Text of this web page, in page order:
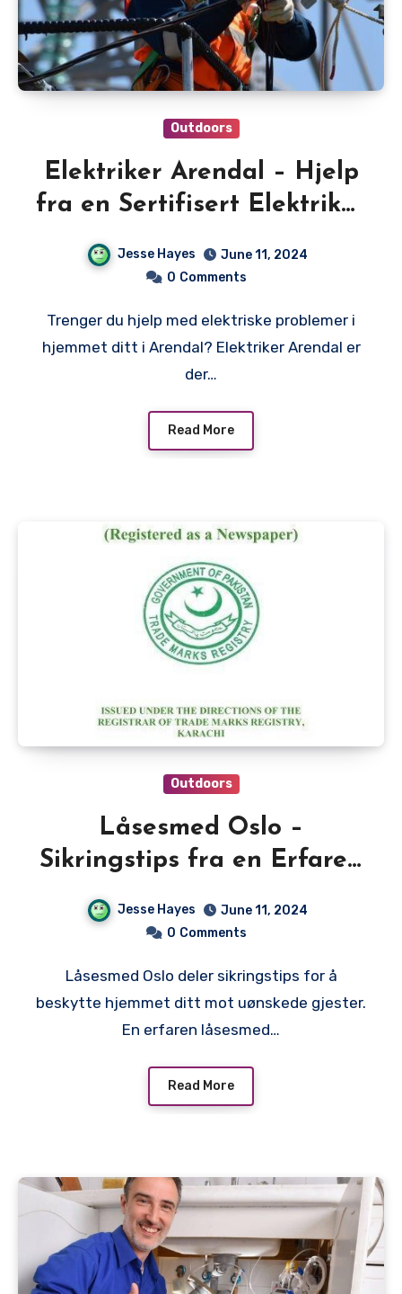
Outdoors
Elektriker Arendal – Hjelp
fra en Sertifisert Elektriker
Jesse Hayes
June 11, 2024
0 Comments
Trenger du hjelp med elektriske problemer i
hjemmet ditt i Arendal? Elektriker Arendal er
der…
Read More
Outdoors
Låsesmed Oslo –
Sikringstips fra en Erfaren
Låsesmed i Hovedstaden
Jesse Hayes
June 11, 2024
0 Comments
Låsesmed Oslo deler sikringstips for å
beskytte hjemmet ditt mot uønskede gjester.
En erfaren låsesmed…
Read More